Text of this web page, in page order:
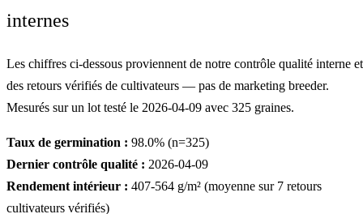
internes
Les chiffres ci-dessous proviennent de notre contrôle qualité interne et
des retours vérifiés de cultivateurs — pas de marketing breeder.
Mesurés sur un lot testé le 2026-04-09 avec 325 graines.
Taux de germination : 98.0% (n=325)
Dernier contrôle qualité : 2026-04-09
Rendement intérieur : 407-564 g/m² (moyenne sur 7 retours
cultivateurs vérifiés)